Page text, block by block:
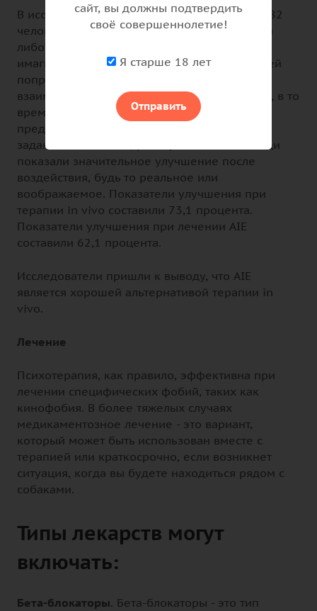
В исследовании, проведенном в 2003 году, 82
человека, страдающих кинофобией, прошли
либо терапию воздействия in vivo, либо
имагинальную экспозицию. Некоторых людей
попросили пройти терапию, где они
взаимодействовали с собаками на поводках, в то
время как других попросили просто
представить, что они выполняют различные
задания с собаками, разыгрывая их. Все люди
показали значительное улучшение после
воздействия, будь то реальное или
воображаемое. Показатели улучшения при
терапии in vivo составили 73,1 процента.
Показатели улучшения при лечении AIE
составили 62,1 процента.
Исследователи пришли к выводу, что AIE
является хорошей альтернативой терапии in
vivo.
Лечение
Психотерапия, как правило, эффективна при
лечении специфических фобий, таких как
кинофобия. В более тяжелых случаях
медикаментозное лечение - это вариант,
который может быть использован вместе с
терапией или краткосрочно, если возникнет
ситуация, когда вы будете находиться рядом с
собаками.
Типы лекарств могут
включать:
Бета-блокаторы. Бета-блокаторы - это тип
сайт, вы должны подтвердить
своё совершеннолетие!
Я старше 18 лет
Отправить